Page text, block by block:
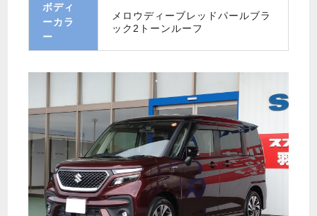
ボディ
ーカラ
ー
メロウディーブレッドパールブラ
ック2トーンルーフ